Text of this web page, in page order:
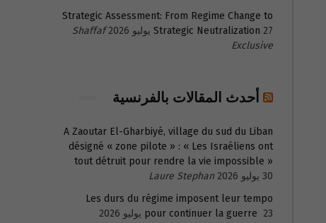
Strategic Assessment: From Regime Change to
Strategic Neutralization 27 يوليو 2026
Shaffaf
Exclusive
أحدث المقالات بالفرنسية
A Zaoutar El-Gharbiyé, village du sud du Liban
désigné « zone pilote » : « Les Israéliens ont
tout détruit pour rendre la vie impossible »
30 يوليو 2026
Laure Stephan
Les durs du régime imposent leur tempo
pour continuer la guerre 23 يوليو 2026